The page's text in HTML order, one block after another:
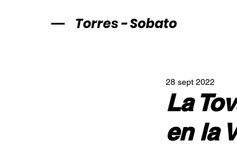
Torres - Sobato
La
en la
28 sept 2022